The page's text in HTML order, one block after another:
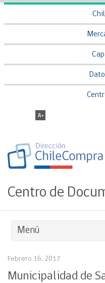
Centro de
Menú
Febrero 16, 2017
Municipalidad de